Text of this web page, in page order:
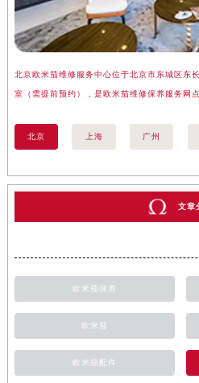
北京欧米茄维修服务中心位于北京市东城区东
室（需提前预约），是欧米茄维修保养服务网
北京 上海 广州
文章
欧米茄保养
欧米茄
欧米茄配件